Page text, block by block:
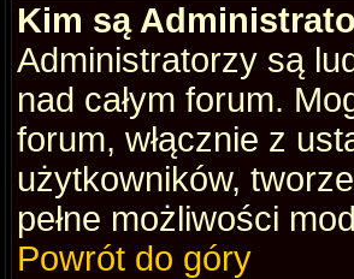
Kim są
Administratorzy są
nad całym forum.
forum, włącznie z
użytkowników,
pełne możliwości
Powrót do góry